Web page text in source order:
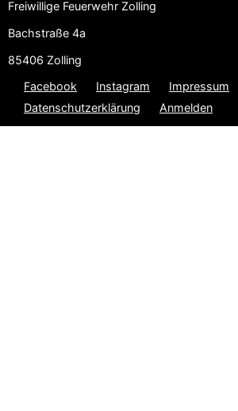
Freiwillige Feuerwehr Zolling
Bachstraße 4a
85406 Zolling
Facebook
Instagram
Impressum
Datenschutzerklärung
Anmelden